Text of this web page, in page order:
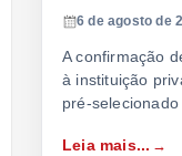
6 de agosto de
A confirmação
à instituição
pré-selecionado
Leia mais...